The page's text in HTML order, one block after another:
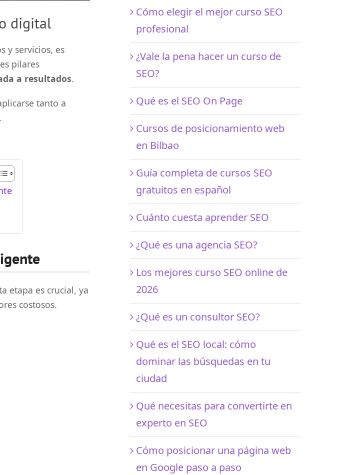
digital
y servicios, es
pilares
a resultados.
tanto a
etapa es crucial, ya
costosos.
Cómo elegir el mejor curso SEO
profesional
¿Vale la pena hacer un curso de
SEO?
Qué es el SEO On Page
Cursos de posicionamiento web
en Bilbao
Guía completa de cursos SEO
gratuitos en español
Cuánto cuesta aprender SEO
¿Qué es una agencia SEO?
Los mejores curso SEO online de
2026
¿Qué es un consultor SEO?
Qué es el SEO local: cómo
dominar las búsquedas en tu
ciudad
Qué necesitas para convertirte en
experto en SEO
Cómo posicionar una página web
en Google paso a paso